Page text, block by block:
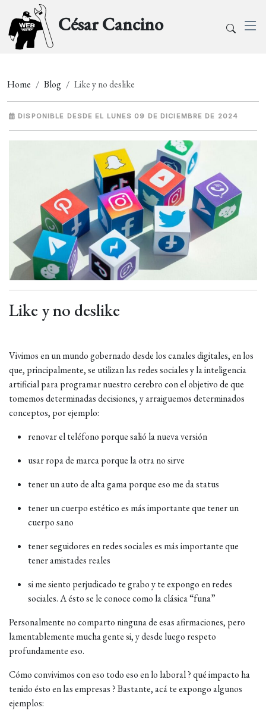
César Cancino
Home Blog Like y no deslike
DISPONIBLE DESDE EL LUNES 09 DE DICIEMBRE DE 2024
Like y no deslike
Vivimos en un mundo gobernado desde los canales digitales, en los
que, principalmente, se utilizan las redes sociales y la inteligencia
artificial para programar nuestro cerebro con el objetivo de que
tomemos determinadas decisiones, y arraiguemos determinados
conceptos, por ejemplo:
renovar el teléfono porque salió la nueva versión
usar ropa de marca porque la otra no sirve
tener un auto de alta gama porque eso me da status
tener un cuerpo estético es más importante que tener un
cuerpo sano
tener seguidores en redes sociales es más importante que
tener amistades reales
si me siento perjudicado te grabo y te expongo en redes
sociales. A ésto se le conoce como la clásica “funa”
Personalmente no comparto ninguna de esas afirmaciones, pero
lamentablemente mucha gente si, y desde luego respeto
profundamente eso.
Cómo convivimos con eso todo eso en lo laboral ? qué impacto ha
tenido ésto en las empresas ? Bastante, acá te expongo algunos
ejemplos: